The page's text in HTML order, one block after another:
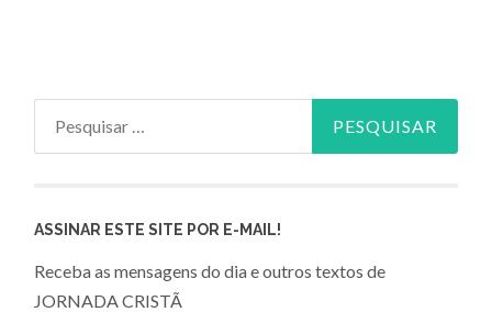
ASSINAR ESTE SITE POR E-MAIL!
Receba as mensagens do dia e outros textos de
JORNADA CRISTÃ